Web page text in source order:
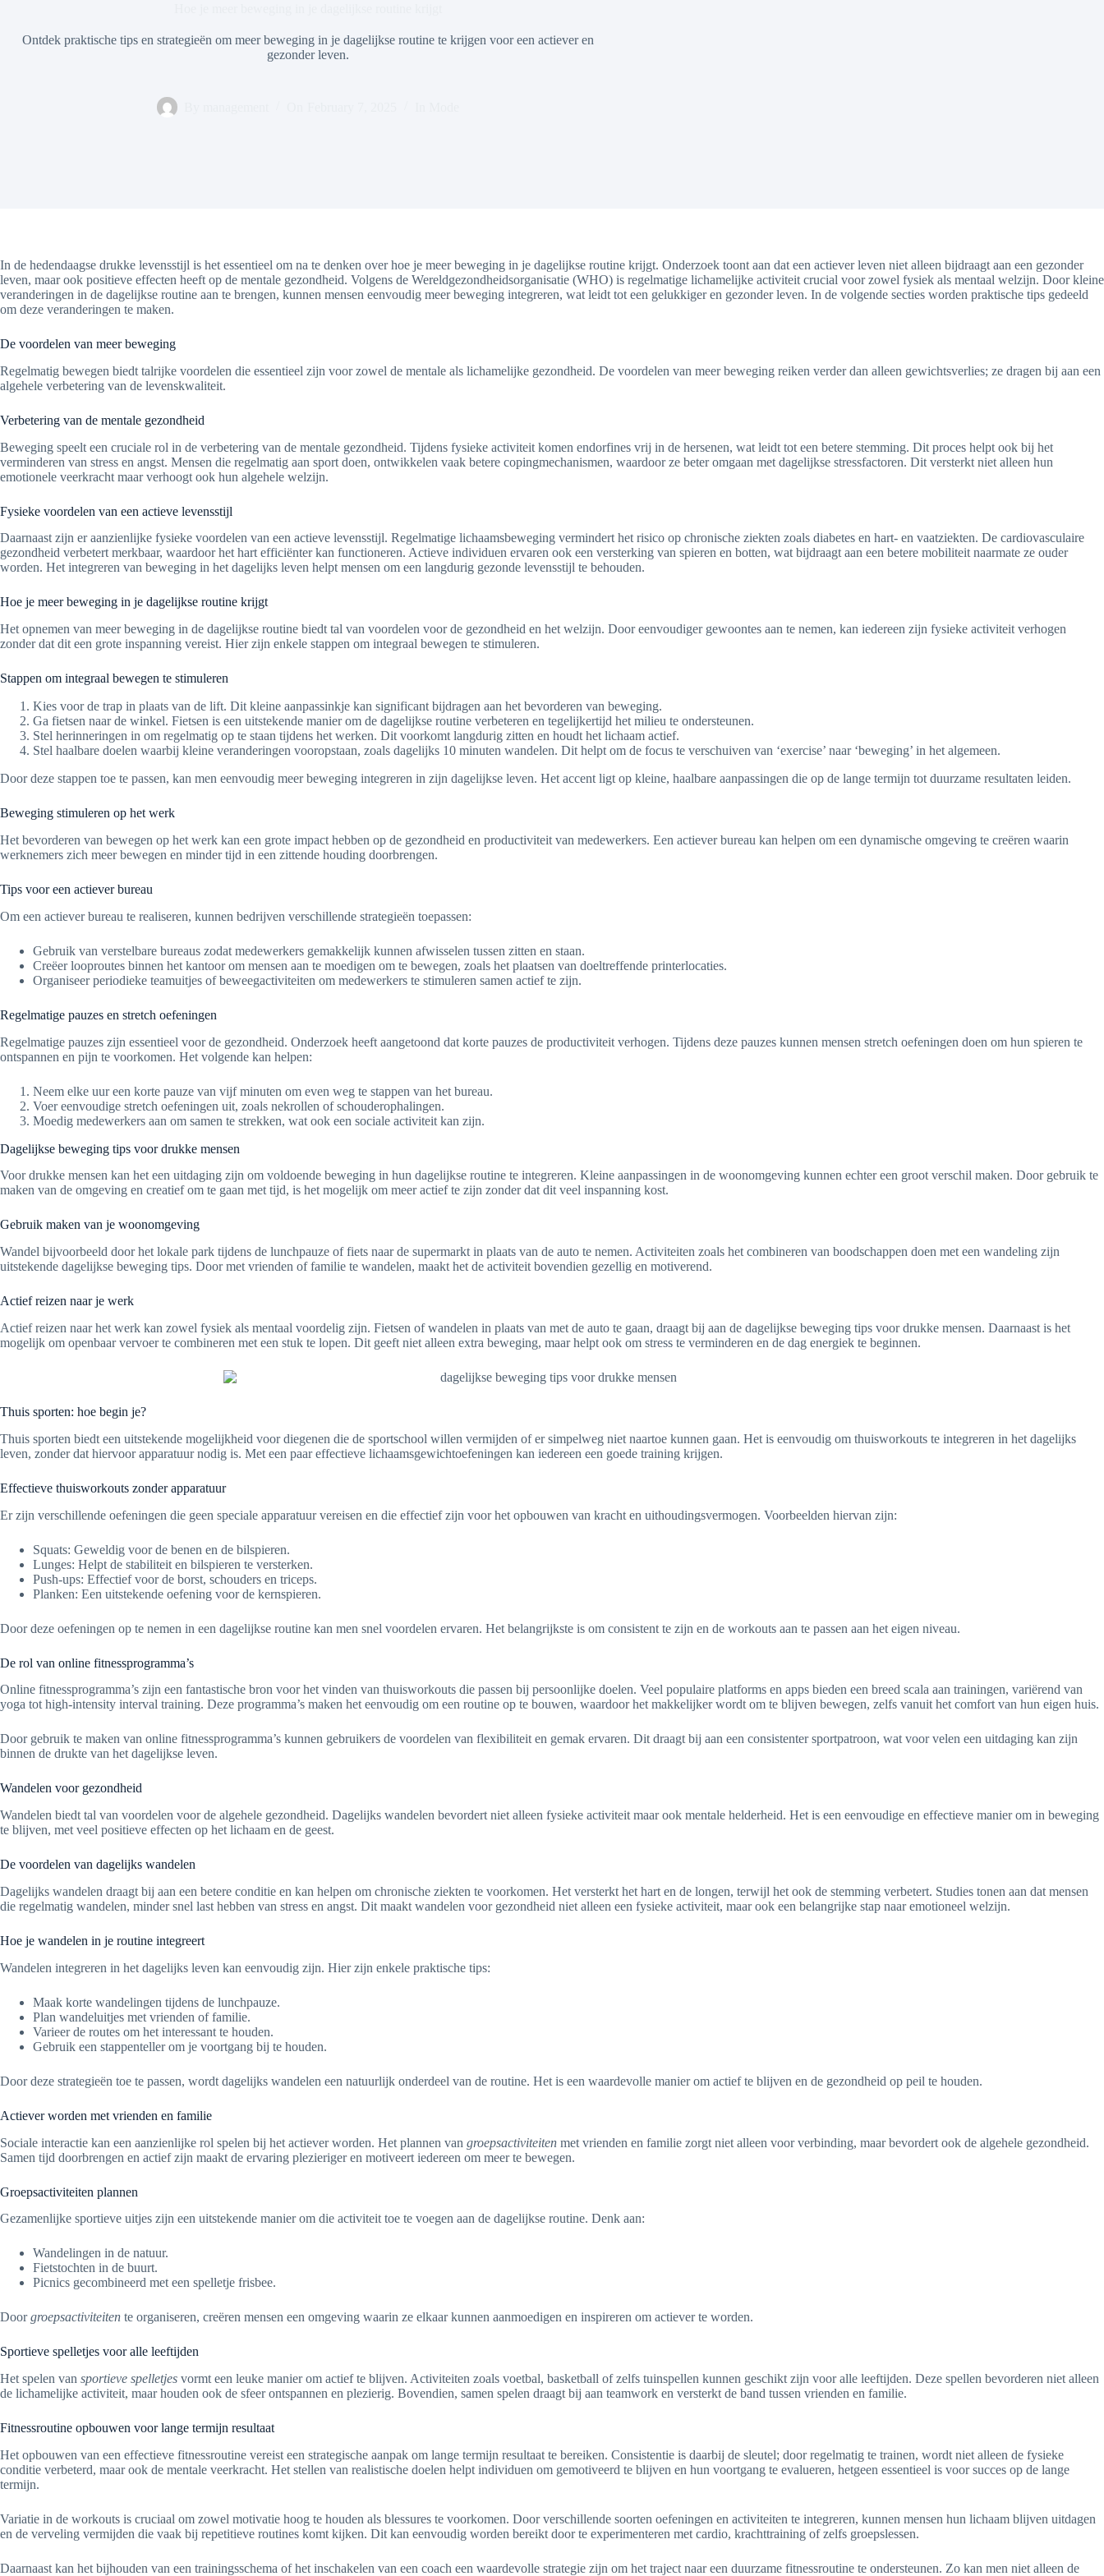
Ontdek praktische tips en strategieën om meer beweging in je dagelijkse routine te krijgen voor een actiever en
gezonder leven.
In de hedendaagse drukke levensstijl is het essentieel om na te denken over hoe je meer beweging in je dagelijkse routine krijgt. Onderzoek toont aan dat een actiever leven niet alleen bijdraagt aan een gezonder
leven, maar ook positieve effecten heeft op de mentale gezondheid. Volgens de Wereldgezondheidsorganisatie (WHO) is regelmatige lichamelijke activiteit crucial voor zowel fysiek als mentaal welzijn. Door kleine
veranderingen in de dagelijkse routine aan te brengen, kunnen mensen eenvoudig meer beweging integreren, wat leidt tot een gelukkiger en gezonder leven. In de volgende secties worden praktische tips gedeeld
om deze veranderingen te maken.
De voordelen van meer beweging
Regelmatig bewegen biedt talrijke voordelen die essentieel zijn voor zowel de mentale als lichamelijke gezondheid. De voordelen van meer beweging reiken verder dan alleen gewichtsverlies; ze dragen bij aan een
algehele verbetering van de levenskwaliteit.
Verbetering van de mentale gezondheid
Beweging speelt een cruciale rol in de verbetering van de mentale gezondheid. Tijdens fysieke activiteit komen endorfines vrij in de hersenen, wat leidt tot een betere stemming. Dit proces helpt ook bij het
verminderen van stress en angst. Mensen die regelmatig aan sport doen, ontwikkelen vaak betere copingmechanismen, waardoor ze beter omgaan met dagelijkse stressfactoren. Dit versterkt niet alleen hun
emotionele veerkracht maar verhoogt ook hun algehele welzijn.
Fysieke voordelen van een actieve levensstijl
Daarnaast zijn er aanzienlijke fysieke voordelen van een actieve levensstijl. Regelmatige lichaamsbeweging vermindert het risico op chronische ziekten zoals diabetes en hart- en vaatziekten. De cardiovasculaire
gezondheid verbetert merkbaar, waardoor het hart efficiënter kan functioneren. Actieve individuen ervaren ook een versterking van spieren en botten, wat bijdraagt aan een betere mobiliteit naarmate ze ouder
worden. Het integreren van beweging in het dagelijks leven helpt mensen om een langdurig gezonde levensstijl te behouden.
Hoe je meer beweging in je dagelijkse routine krijgt
Het opnemen van meer beweging in de dagelijkse routine biedt tal van voordelen voor de gezondheid en het welzijn. Door eenvoudiger gewoontes aan te nemen, kan iedereen zijn fysieke activiteit verhogen
zonder dat dit een grote inspanning vereist. Hier zijn enkele stappen om integraal bewegen te stimuleren.
Stappen om integraal bewegen te stimuleren
Kies voor de trap in plaats van de lift. Dit kleine aanpassinkje kan significant bijdragen aan het bevorderen van beweging.
Ga fietsen naar de winkel. Fietsen is een uitstekende manier om de dagelijkse routine verbeteren en tegelijkertijd het milieu te ondersteunen.
Stel herinneringen in om regelmatig op te staan tijdens het werken. Dit voorkomt langdurig zitten en houdt het lichaam actief.
Stel haalbare doelen waarbij kleine veranderingen vooropstaan, zoals dagelijks 10 minuten wandelen. Dit helpt om de focus te verschuiven van ‘exercise’ naar ‘beweging’ in het algemeen.
Door deze stappen toe te passen, kan men eenvoudig meer beweging integreren in zijn dagelijkse leven. Het accent ligt op kleine, haalbare aanpassingen die op de lange termijn tot duurzame resultaten leiden.
Beweging stimuleren op het werk
Het bevorderen van bewegen op het werk kan een grote impact hebben op de gezondheid en productiviteit van medewerkers. Een actiever bureau kan helpen om een dynamische omgeving te creëren waarin
werknemers zich meer bewegen en minder tijd in een zittende houding doorbrengen.
Tips voor een actiever bureau
Om een actiever bureau te realiseren, kunnen bedrijven verschillende strategieën toepassen:
Gebruik van verstelbare bureaus zodat medewerkers gemakkelijk kunnen afwisselen tussen zitten en staan.
Creëer looproutes binnen het kantoor om mensen aan te moedigen om te bewegen, zoals het plaatsen van doeltreffende printerlocaties.
Organiseer periodieke teamuitjes of beweegactiviteiten om medewerkers te stimuleren samen actief te zijn.
Regelmatige pauzes en stretch oefeningen
Regelmatige pauzes zijn essentieel voor de gezondheid. Onderzoek heeft aangetoond dat korte pauzes de productiviteit verhogen. Tijdens deze pauzes kunnen mensen stretch oefeningen doen om hun spieren te
ontspannen en pijn te voorkomen. Het volgende kan helpen:
Neem elke uur een korte pauze van vijf minuten om even weg te stappen van het bureau.
Voer eenvoudige stretch oefeningen uit, zoals nekrollen of schouderophalingen.
Moedig medewerkers aan om samen te strekken, wat ook een sociale activiteit kan zijn.
Dagelijkse beweging tips voor drukke mensen
Voor drukke mensen kan het een uitdaging zijn om voldoende beweging in hun dagelijkse routine te integreren. Kleine aanpassingen in de woonomgeving kunnen echter een groot verschil maken. Door gebruik te
maken van de omgeving en creatief om te gaan met tijd, is het mogelijk om meer actief te zijn zonder dat dit veel inspanning kost.
Gebruik maken van je woonomgeving
Wandel bijvoorbeeld door het lokale park tijdens de lunchpauze of fiets naar de supermarkt in plaats van de auto te nemen. Activiteiten zoals het combineren van boodschappen doen met een wandeling zijn
uitstekende dagelijkse beweging tips. Door met vrienden of familie te wandelen, maakt het de activiteit bovendien gezellig en motiverend.
Actief reizen naar je werk
Actief reizen naar het werk kan zowel fysiek als mentaal voordelig zijn. Fietsen of wandelen in plaats van met de auto te gaan, draagt bij aan de dagelijkse beweging tips voor drukke mensen. Daarnaast is het
mogelijk om openbaar vervoer te combineren met een stuk te lopen. Dit geeft niet alleen extra beweging, maar helpt ook om stress te verminderen en de dag energiek te beginnen.
Thuis sporten: hoe begin je?
Thuis sporten biedt een uitstekende mogelijkheid voor diegenen die de sportschool willen vermijden of er simpelweg niet naartoe kunnen gaan. Het is eenvoudig om thuisworkouts te integreren in het dagelijks
leven, zonder dat hiervoor apparatuur nodig is. Met een paar effectieve lichaamsgewichtoefeningen kan iedereen een goede training krijgen.
Effectieve thuisworkouts zonder apparatuur
Er zijn verschillende oefeningen die geen speciale apparatuur vereisen en die effectief zijn voor het opbouwen van kracht en uithoudingsvermogen. Voorbeelden hiervan zijn:
Squats: Geweldig voor de benen en de bilspieren.
Lunges: Helpt de stabiliteit en bilspieren te versterken.
Push-ups: Effectief voor de borst, schouders en triceps.
Planken: Een uitstekende oefening voor de kernspieren.
Door deze oefeningen op te nemen in een dagelijkse routine kan men snel voordelen ervaren. Het belangrijkste is om consistent te zijn en de workouts aan te passen aan het eigen niveau.
De rol van online fitnessprogramma’s
Online fitnessprogramma’s zijn een fantastische bron voor het vinden van thuisworkouts die passen bij persoonlijke doelen. Veel populaire platforms en apps bieden een breed scala aan trainingen, variërend van
yoga tot high-intensity interval training. Deze programma’s maken het eenvoudig om een routine op te bouwen, waardoor het makkelijker wordt om te blijven bewegen, zelfs vanuit het comfort van hun eigen huis.
Door gebruik te maken van online fitnessprogramma’s kunnen gebruikers de voordelen van flexibiliteit en gemak ervaren. Dit draagt bij aan een consistenter sportpatroon, wat voor velen een uitdaging kan zijn
binnen de drukte van het dagelijkse leven.
Wandelen voor gezondheid
Wandelen biedt tal van voordelen voor de algehele gezondheid. Dagelijks wandelen bevordert niet alleen fysieke activiteit maar ook mentale helderheid. Het is een eenvoudige en effectieve manier om in beweging
te blijven, met veel positieve effecten op het lichaam en de geest.
De voordelen van dagelijks wandelen
Dagelijks wandelen draagt bij aan een betere conditie en kan helpen om chronische ziekten te voorkomen. Het versterkt het hart en de longen, terwijl het ook de stemming verbetert. Studies tonen aan dat mensen
die regelmatig wandelen, minder snel last hebben van stress en angst. Dit maakt wandelen voor gezondheid niet alleen een fysieke activiteit, maar ook een belangrijke stap naar emotioneel welzijn.
Hoe je wandelen in je routine integreert
Wandelen integreren in het dagelijks leven kan eenvoudig zijn. Hier zijn enkele praktische tips:
Maak korte wandelingen tijdens de lunchpauze.
Plan wandeluitjes met vrienden of familie.
Varieer de routes om het interessant te houden.
Gebruik een stappenteller om je voortgang bij te houden.
Door deze strategieën toe te passen, wordt dagelijks wandelen een natuurlijk onderdeel van de routine. Het is een waardevolle manier om actief te blijven en de gezondheid op peil te houden.
Actiever worden met vrienden en familie
Sociale interactie kan een aanzienlijke rol spelen bij het actiever worden. Het plannen van groepsactiviteiten met vrienden en familie zorgt niet alleen voor verbinding, maar bevordert ook de algehele gezondheid.
Samen tijd doorbrengen en actief zijn maakt de ervaring plezieriger en motiveert iedereen om meer te bewegen.
Groepsactiviteiten plannen
Gezamenlijke sportieve uitjes zijn een uitstekende manier om die activiteit toe te voegen aan de dagelijkse routine. Denk aan:
Wandelingen in de natuur.
Fietstochten in de buurt.
Picnics gecombineerd met een spelletje frisbee.
Doorgroepsactiviteiten te organiseren, creëren mensen een omgeving waarin ze elkaar kunnen aanmoedigen en inspireren om actiever te worden.
Sportieve spelletjes voor alle leeftijden
Het spelen van sportieve spelletjes vormt een leuke manier om actief te blijven. Activiteiten zoals voetbal, basketball of zelfs tuinspellen kunnen geschikt zijn voor alle leeftijden. Deze spellen bevorderen niet alleen
de lichamelijke activiteit, maar houden ook de sfeer ontspannen en plezierig. Bovendien, samen spelen draagt bij aan teamwork en versterkt de band tussen vrienden en familie.
Fitnessroutine opbouwen voor lange termijn resultaat
Het opbouwen van een effectieve fitnessroutine vereist een strategische aanpak om lange termijn resultaat te bereiken. Consistentie is daarbij de sleutel; door regelmatig te trainen, wordt niet alleen de fysieke
conditie verbeterd, maar ook de mentale veerkracht. Het stellen van realistische doelen helpt individuen om gemotiveerd te blijven en hun voortgang te evalueren, hetgeen essentieel is voor succes op de lange
termijn.
Variatie in de workouts is cruciaal om zowel motivatie hoog te houden als blessures te voorkomen. Door verschillende soorten oefeningen en activiteiten te integreren, kunnen mensen hun lichaam blijven uitdagen
en de verveling vermijden die vaak bij repetitieve routines komt kijken. Dit kan eenvoudig worden bereikt door te experimenteren met cardio, krachttraining of zelfs groepslessen.
Daarnaast kan het bijhouden van een trainingsschema of het inschakelen van een coach een waardevolle strategie zijn om het traject naar een duurzame fitnessroutine te ondersteunen. Zo kan men niet alleen de